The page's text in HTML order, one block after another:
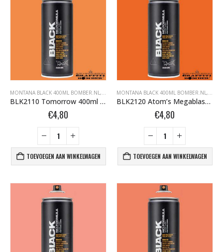
MONTANA BLACK 400ML BOMBER.NL, MONTANA BLACK BOMBER.NL ,MONTANA
BLK2110 Tomorrow 400ml 321344
€4,80
TOEVOEGEN AAN WINKELWAGEN
MONTANA BLACK 400ML BOMBER.NL,
BLK2120 Atom’s Megablast 400ml 289965
€4,80
TOEVOEGEN AAN WINKELWAGEN